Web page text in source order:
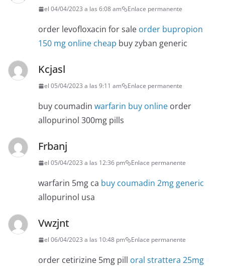
el 04/04/2023 a las 6:08 am Enlace permanente
order levofloxacin for sale order bupropion
150 mg online cheap buy zyban generic
Kcjasl
el 05/04/2023 a las 9:11 am Enlace permanente
buy coumadin warfarin buy online order
allopurinol 300mg pills
Frbanj
el 05/04/2023 a las 12:36 pm Enlace permanente
warfarin 5mg ca buy coumadin 2mg generic
allopurinol usa
Vwzjnt
el 06/04/2023 a las 10:48 pm Enlace permanente
order cetirizine 5mg pill oral strattera 25mg